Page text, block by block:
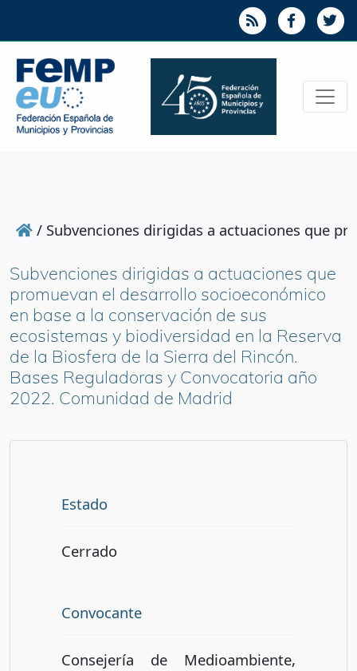
/ Subvenciones dirigidas a actuaciones que
Subvenciones dirigidas a actuaciones que
promuevan el desarrollo socioeconómico
en base a la conservación de sus
ecosistemas y biodiversidad en la Reserva
de la Biosfera de la Sierra del Rincón.
Bases Reguladoras y Convocatoria año
2022. Comunidad de Madrid
Estado
Cerrado
Convocante
Consejería de Medioambiente,